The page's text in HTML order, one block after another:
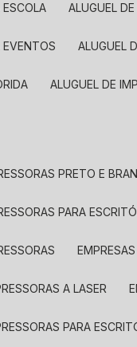
ESCOLA ALUGUEL
EVENTOS ALUGUEL
ALUGUEL DE
PRETO E
PARA
A LASER
PARA